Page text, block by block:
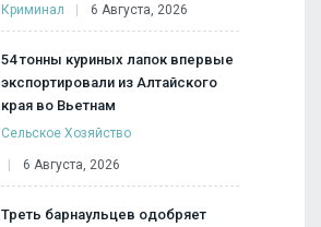
Криминал 6 Августа, 2026
54 тонны куриных лапок впервые
экспортировали из Алтайского
края во Вьетнам
Сельское Хозяйство
6 Августа, 2026
Треть барнаульцев одобряет